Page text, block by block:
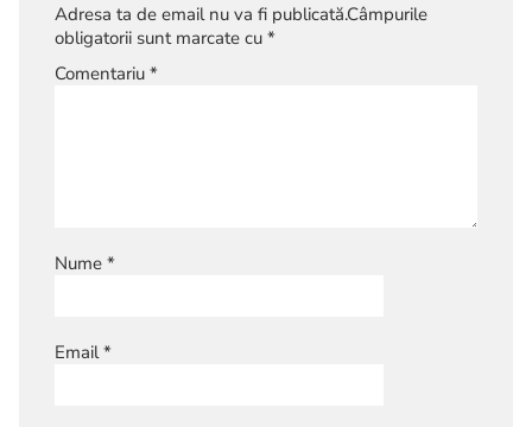
Adresa ta de email nu va fi publicată.Câmpurile
obligatorii sunt marcate cu *
Comentariu *
Nume *
Email*